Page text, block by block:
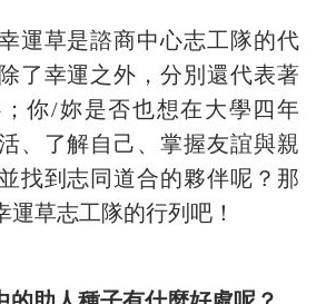
運草是諮商中心志工隊的代
了幸運之外，分別還代表著
你/妳是否也想在大學四年
、了解自己、掌握友誼與親
找到志同道合的夥伴呢？那
運草志工隊的行列吧！